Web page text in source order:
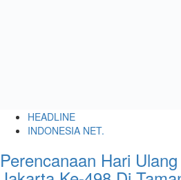
HEADLINE
INDONESIA NET.
Perencanaan Hari